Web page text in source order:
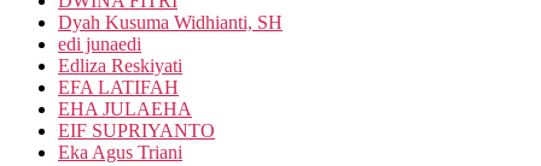
Dyah Kusuma Widhianti, SH
edi junaedi
Edliza Reskiyati
EFA LATIFAH
EHA JULAEHA
EIF SUPRIYANTO
Eka Agus Triani